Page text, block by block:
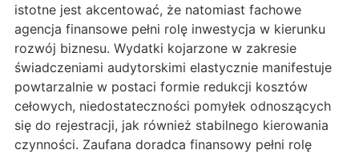
istotne jest akcentować, że natomiast fachowe
agencja finansowe pełni rolę inwestycja w kierunku
rozwój biznesu. Wydatki kojarzone w zakresie
świadczeniami audytorskimi elastycznie manifestuje
powtarzalnie w postaci formie redukcji kosztów
cełowych, niedostateczności pomyłek odnoszących
się do rejestracji, jak również stabilnego kierowania
czynności. Zaufana doradca finansowy pełni rolę